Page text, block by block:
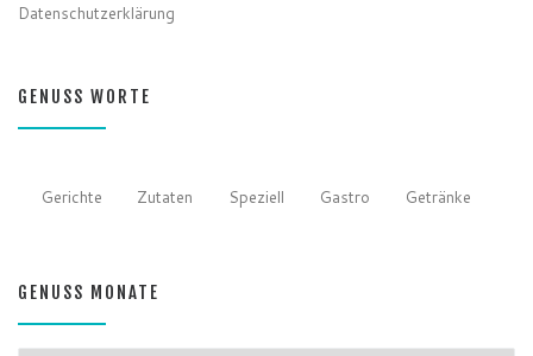
Datenschutzerklärung
GENUSS WORTE
Gerichte Zutaten Speziell Gastro Getränke
GENUSS MONATE